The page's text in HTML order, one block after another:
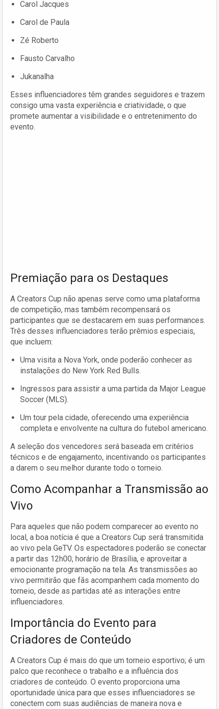
Carol Jacques
Carol de Paula
Zé Roberto
Fausto Carvalho
Jukanalha
Esses influenciadores têm grandes seguidores e trazem
consigo uma vasta experiência e criatividade, o que
promete aumentar a visibilidade e o entretenimento do
evento.
Premiação para os Destaques
A Creators Cup não apenas serve como uma plataforma
de competição, mas também recompensará os
participantes que se destacarem em suas performances.
Três desses influenciadores terão prêmios especiais,
que incluem:
Uma visita a Nova York, onde poderão conhecer as
instalações do New York Red Bulls.
Ingressos para assistir a uma partida da Major League
Soccer (MLS).
Um tour pela cidade, oferecendo uma experiência
completa e envolvente na cultura do futebol americano.
A seleção dos vencedores será baseada em critérios
técnicos e de engajamento, incentivando os participantes
a darem o seu melhor durante todo o torneio.
Como Acompanhar a Transmissão ao
Vivo
Para aqueles que não podem comparecer ao evento no
local, a boa notícia é que a Creators Cup será transmitida
ao vivo pela GeTV. Os espectadores poderão se conectar
a partir das 12h00, horário de Brasília, e aproveitar a
emocionante programação na tela. As transmissões ao
vivo permitirão que fãs acompanhem cada momento do
torneio, desde as partidas até as interações entre
influenciadores.
Importância do Evento para
Criadores de Conteúdo
A Creators Cup é mais do que um torneio esportivo; é um
palco que reconhece o trabalho e a influência dos
criadores de conteúdo. O evento proporciona uma
oportunidade única para que esses influenciadores se
conectem com suas audiências de maneira nova e